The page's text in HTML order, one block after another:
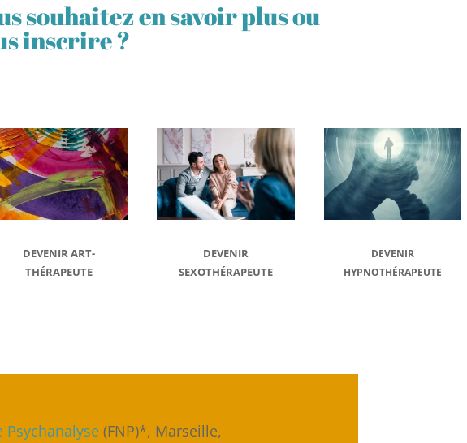
souhaitez en savoir plus ou
inscrire ?
DEVENIRART-
THÉRAPEUTE
DEVENIR
SEXOTHÉRAPEUTE
DEVENIR
HYPNOTHÉRAPEUTE
Psychanalyse (FNP)*, Marseille,